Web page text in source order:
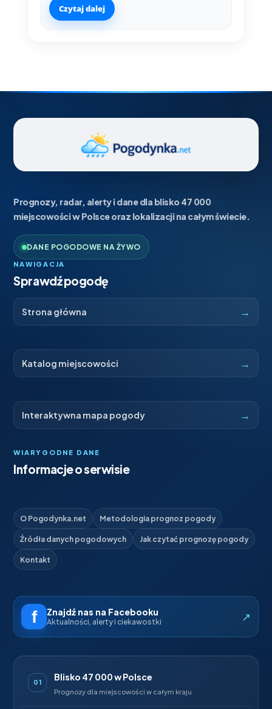
Czytaj dalej
Prognozy, radar, alerty i dane dla blisko 47 000
miejscowości w Polsce oraz lokalizacji na całym świecie.
DANE POGODOWE NA ŻYWO
NAWIGACJA
Sprawdź pogodę
Strona główna →
Katalog miejscowości →
Interaktywna mapa pogody →
WIARYGODNE DANE
Informacje o serwisie
O Pogodynka.net Metodologia prognoz pogody
Źródła danych pogodowych Jak czytać prognozę pogody
Kontakt
Znajdź nas na Facebooku
Aktualności, alerty i ciekawostki ↗
01 Blisko 47 000 w Polsce
Prognozy dla miejscowości w całym kraju